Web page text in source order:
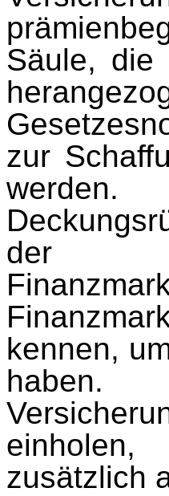
Säule, die
zur
der
kennen,
zusätzlich